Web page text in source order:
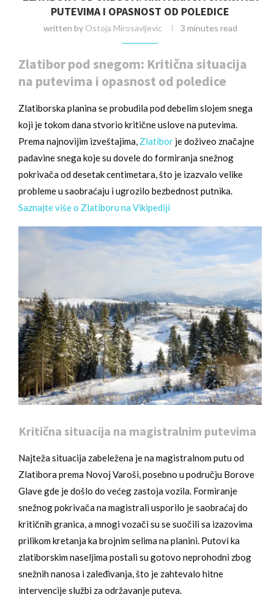
PUTEVIMA I OPASNOST OD POLEDICE
written by Ostoja Mirosavljevic 3 minutes read
Zlatibor pod snegom: Kritična situacija
na putevima i opasnost od poledice
Zlatiborska planina se probudila pod debelim slojem snega
koji je tokom dana stvorio kritične uslove na putevima.
Prema najnovijim izveštajima, Zlatibor je doživeo značajne
padavine snega koje su dovele do formiranja snežnog
pokrivača od desetak centimetara, što je izazvalo velike
probleme u saobraćaju i ugrozilo bezbednost putnika.
Saznajte više o Zlatiboru na Vikipediji
Kritična situacija na magistralnim putevima
Najteža situacija zabeležena je na magistralnom putu od
Zlatibora prema Novoj Varoši, posebno u području Borove
Glave gde je došlo do većeg zastoja vozila. Formiranje
snežnog pokrivača na magistrali usporilo je saobraćaj do
kritičnih granica, a mnogi vozači su se suočili sa izazovima
prilikom kretanja ka brojnim selima na planini. Putovi ka
zlatiborskim naseljima postali su gotovo neprohodni zbog
snežnih nanosa i zaleđivanja, što je zahtevalo hitne
intervencije službi za održavanje puteva.